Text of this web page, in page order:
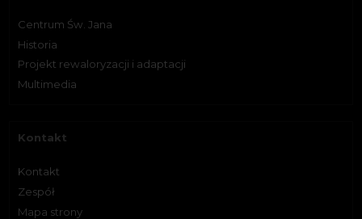
Centrum Św. Jana
Historia
Projekt rewaloryzacji i adaptacji
Multimedia
Kontakt
Kontakt
Zespół
Mapa strony